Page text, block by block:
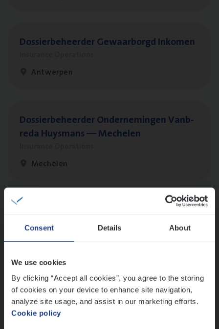
Consent Details About
We use cookies
By clicking “Accept all cookies”, you agree to the storing
of cookies on your device to enhance site navigation,
analyze site usage, and assist in our marketing efforts.
Cookie policy
Dos­sier­be­heer­der Gewaar­borgd Inkomen
Antwerpen
Dos­sier­be­heer­der Onder­ne­min­gen Van­b­
re­da Huys­mans — Mechelen
Mechelen
Dos­sier­be­heer­der Pro­per­ty verzekeringen
Insurance Operations
Antwerpen en Hasselt
Dos­sier­be­heer­der ver­ze­ke­rin­gen — Soci­al
Pro­fit en Public
Insurance Operations